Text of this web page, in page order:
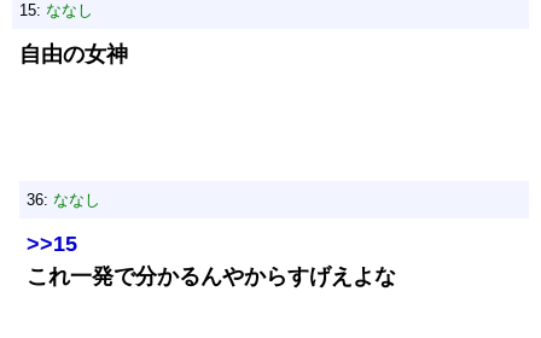
15: ななし
自由の女神
36: ななし
>>15
これ一発で分かるんやからすげえよな